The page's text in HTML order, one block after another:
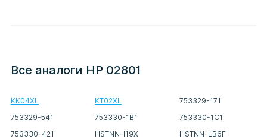
Все аналоги HP 02801
KK04XL KT02XL
753329-171
753329-541
753330-1B1
753330-1C1
753330-421
HSTNN-I19X
HSTNN-LB6F